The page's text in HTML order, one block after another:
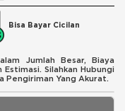
Bisa Bayar Cicilan
Jumlah Besar, Biaya
Silahkan Hubungi
Pengiriman Yang Akurat.